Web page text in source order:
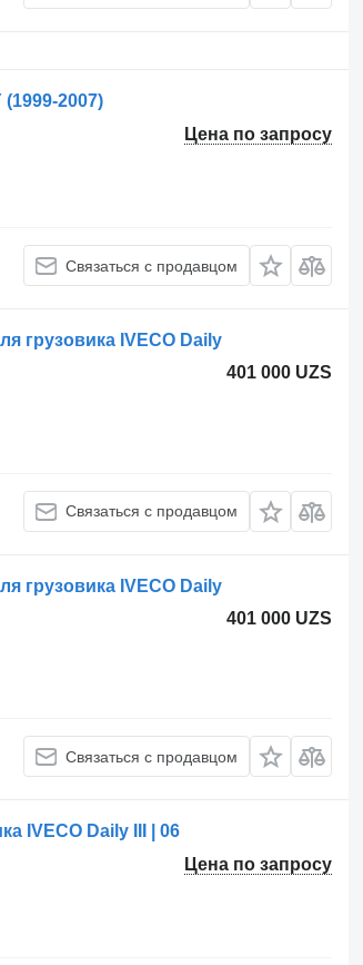
2007)
Цена по запросу
Связаться с продавцом
грузовика IVECO Daily
401 000 UZS
Связаться с продавцом
грузовика IVECO Daily
401 000 UZS
Связаться с продавцом
IVECO Daily III | 06
Цена по запросу